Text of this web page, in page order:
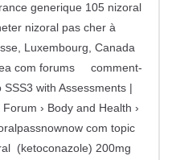
generique 105 nizoral
nizoral pas cher à
Luxembourg, Canada
com forums comment-
with Assessments |
› Body and Health ›
com topic
(ketoconazole) 200mg